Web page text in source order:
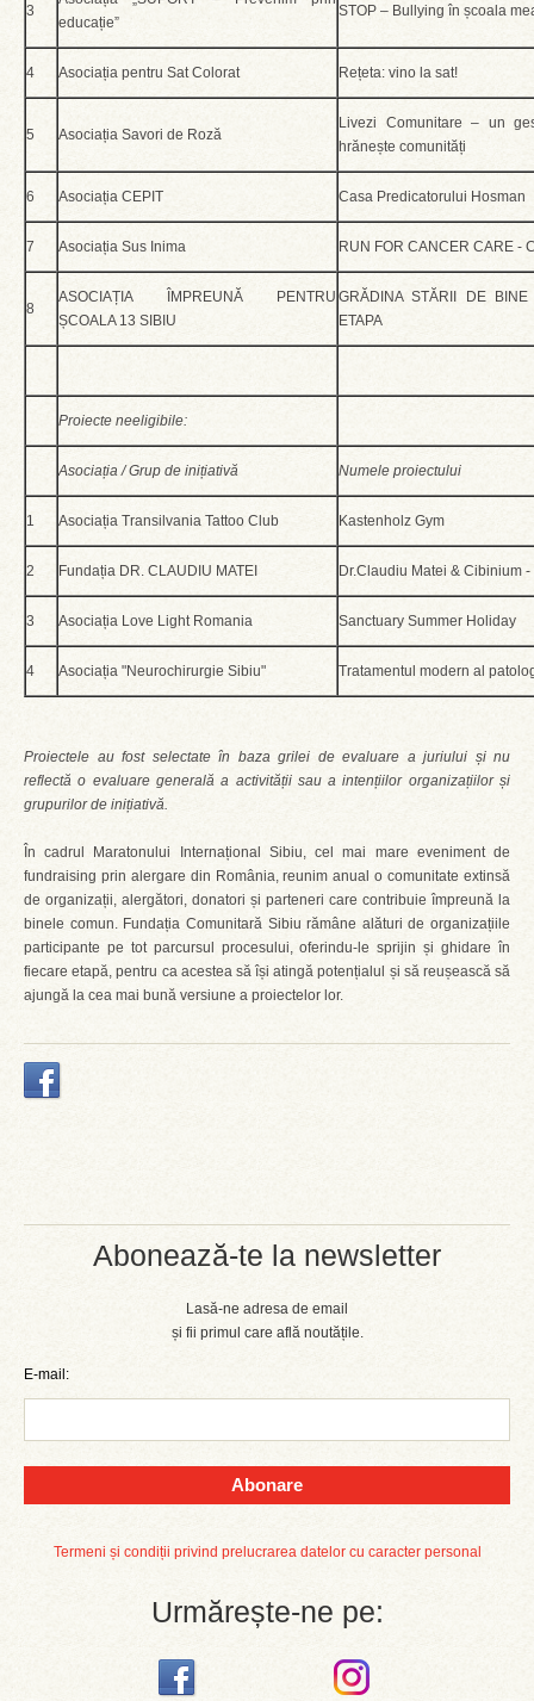
Abonează-te la newsletter
Lasă-ne adresa de email
și fii primul care află noutățile.
E-mail:
Abonare
Termeni și condiții privind prelucrarea datelor cu caracter personal
Urmărește-ne pe:
3
educație”
STOP – Bullying în școala
4 Asociația pentru Sat Colorat Rețeta: vino la sat!
5 Asociația Savori de Roză
Livezi Comunitare – un
hrănește comunități
6 Asociația CEPIT Casa Predicatorului Hosman
7 Asociația Sus Inima RUN FOR CANCER CARE -
8
ASOCIAȚIA ÎMPREUNĂ PENTRU
ȘCOALA 13 SIBIU
GRĂDINA STĂRII DE
ETAPA
Proiecte neeligibile:
Asociația / Grup de inițiativă Numele proiectului
1 Asociația Transilvania Tattoo Club Kastenholz Gym
2 Fundația DR. CLAUDIU MATEI Dr.Claudiu Matei & Cibinium
3 Asociația Love Light Romania Sanctuary Summer Holiday
4 Asociația "Neurochirurgie Sibiu" Tratamentul modern al
Proiectele au fost selectate în baza grilei de evaluare a juriului și nu
reflectă o evaluare generală a activității sau a intențiilor organizațiilor și
grupurilor de inițiativă.
În cadrul Maratonului Internațional Sibiu, cel mai mare eveniment de
fundraising prin alergare din România, reunim anual o comunitate extinsă
de organizații, alergători, donatori și parteneri care contribuie împreună la
binele comun. Fundația Comunitară Sibiu rămâne alături de organizațiile
participante pe tot parcursul procesului, oferindu-le sprijin și ghidare în
fiecare etapă, pentru ca acestea să își atingă potențialul și să reușească să
ajungă la cea mai bună versiune a proiectelor lor.